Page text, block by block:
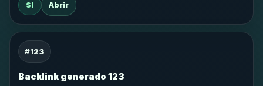
SI Abrir
#123
Backlink generado 123